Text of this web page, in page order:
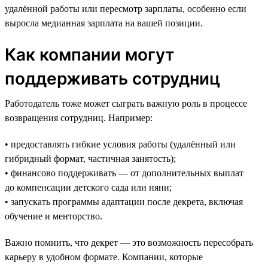
удалённой работы или пересмотр зарплаты, особенно если
выросла медианная зарплата на вашей позиции.
Как компании могут
поддерживать сотрудниц
Работодатель тоже может сыграть важную роль в процессе
возвращения сотрудниц. Например:
• предоставлять гибкие условия работы (удалённый или
гибридный формат, частичная занятость);
• финансово поддерживать — от дополнительных выплат
до компенсации детского сада или няни;
• запускать программы адаптации после декрета, включая
обучение и менторство.
Важно помнить, что декрет — это возможность пересобрать
карьеру в удобном формате. Компании, которые